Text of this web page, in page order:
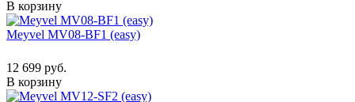
В корзину
Meyvel MV08-BF1 (easy)
12 699 руб.
В корзину